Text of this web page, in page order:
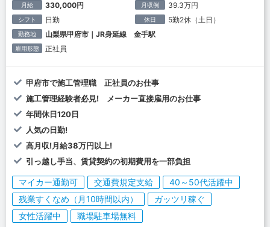
月給 330,000円 月収例 39.3万円
シフト 日勤 休日 5勤2休（土日）
勤務地 山梨県甲府市｜JR身延線 金手駅
雇用形態 正社員
甲府市で施工管理職 正社員のお仕事
施工管理経験者必見! メーカー直接雇用のお仕事
年間休日120日
人気の日勤!
高月収!月給38万円以上!
引っ越し手当、賃貸契約の初期費用を一部負担
マイカー通勤可 交通費規定支給
40～50代活躍中
残業すくなめ（月10時間以内）
ガッツリ稼ぐ
女性活躍中
職場駐車場無料